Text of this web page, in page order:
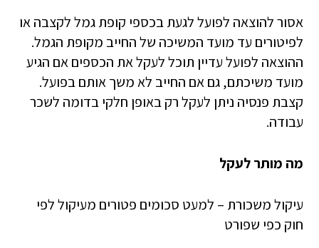
אסור להוצאה לפועל לגעת בכספי קופת גמל לקצבה או
לפיטורים עד מועד המשיכה של החייב מקופת הגמל.
ההוצאה לפועל עדיין תוכל לעקל את הכספים אם הגיע
מועד משיכתם, גם אם החייב לא משך אותם בפועל.
קצבת פנסיה ניתן לעקל רק באופן חלקי בדומה לשכר
עבודה.
מה מותר לעקל
עיקול משכורת – למעט סכומים פטורים מעיקול לפי
חוק כפי שפורט